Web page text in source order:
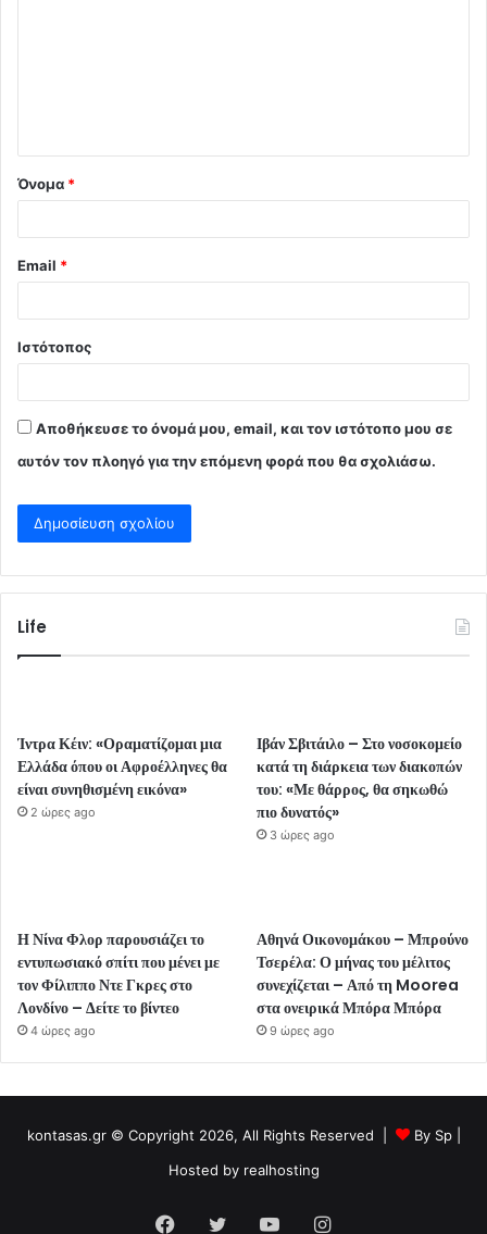
*
Όνομα *
Email *
Ιστότοπος
Αποθήκευσε το όνομά μου, email, και τον ιστότοπο μου σε
αυτόν τον πλοηγό για την επόμενη φορά που θα σχολιάσω.
Life
Ίντρα Κέιν: «Οραματίζομαι μια
Ελλάδα όπου οι Αφροέλληνες θα
είναι συνηθισμένη εικόνα»
2 ώρες ago
Ιβάν Σβιτάιλο – Στο νοσοκομείο
κατά τη διάρκεια των διακοπών
του: «Με θάρρος, θα σηκωθώ
πιο δυνατός»
3 ώρες ago
Η Νίνα Φλορ παρουσιάζει το
εντυπωσιακό σπίτι που μένει με
τον Φίλιππο Ντε Γκρες στο
Λονδίνο – Δείτε το βίντεο
4 ώρες ago
Αθηνά Οικονομάκου – Μπρούνο
Τσερέλα: Ο μήνας του μέλιτος
συνεχίζεται – Από τη Moorea
στα ονειρικά Μπόρα Μπόρα
9 ώρες ago
kontasas.gr © Copyright 2026, All Rights Reserved | By Sp
Hosted by realhosting
Facebook
Twitter YouTubeInstagram